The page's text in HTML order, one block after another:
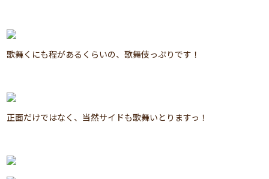
歌舞くにも程があるくらいの、歌舞伎っぷりです！
正面だけではなく、当然サイドも歌舞いとりますっ！